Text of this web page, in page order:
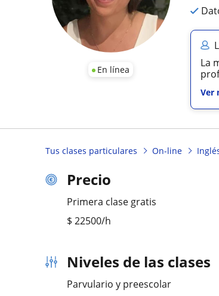
En línea
La
Ver
Tus clases particulares On-line
Precio
Primera clase gratis
$ 22500/h
Niveles de las clases
Parvulario y preescolar